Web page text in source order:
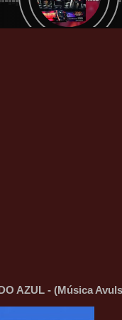
AZUL - (Música